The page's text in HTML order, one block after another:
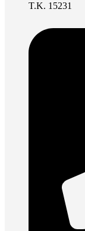
Τ.Κ. 15231